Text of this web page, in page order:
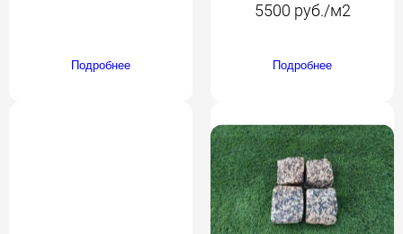
Подробнее
5500 руб./м2
Подробнее